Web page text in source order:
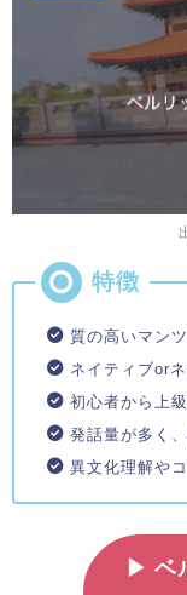
質の高いマン
ネイティブor
初心者から上
発話量が多く
異文化理解や
▶ ベ